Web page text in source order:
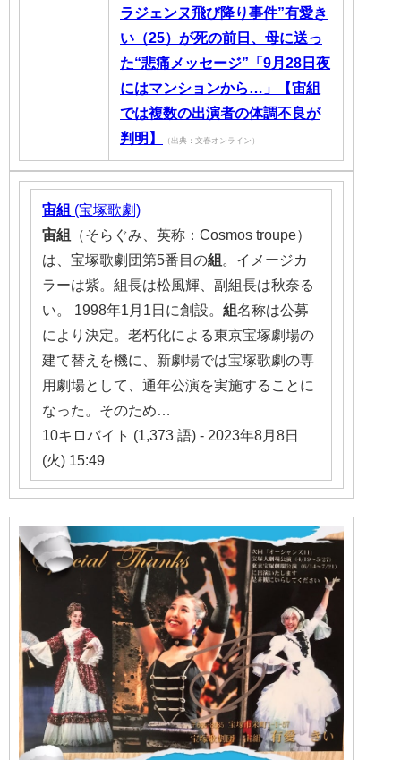
ラジェンヌ飛び降り事件”有愛き
い（25）が死の前日、母に送っ
た“悲痛メッセージ”「9月28日夜
にはマンションから…」【宙組
では複数の出演者の体調不良が
判明】
（出典：文春オンライン）
宙組 (宝塚歌劇)
宙組
（そらぐみ、英称：Cosmos troupe）
は、宝塚歌劇団第5番目の組 。イメージカ
ラーは紫。組長は松風輝、副組長は秋奈る
い。 1998年1月1日に創設。 組名称は公募
により決定。老朽化による東京宝塚劇場の
建て替えを機に、新劇場では宝塚歌劇の専
用劇場として、通年公演を実施することに
なった。そのため…
10キロバイト (1,373 語) - 2023年8月8日
(火) 15:49